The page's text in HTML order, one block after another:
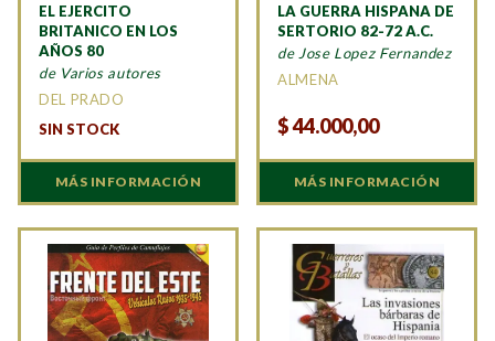
EL EJERCITO
BRITANICO EN LOS
AÑOS 80
de Varios autores
DEL PRADO
SIN STOCK
MÁS INFORMACIÓN
LA GUERRA HISPANA DE
SERTORIO 82-72 A.C.
de Jose Lopez Fernandez
ALMENA
$44.000,00
MÁS INFORMACIÓN